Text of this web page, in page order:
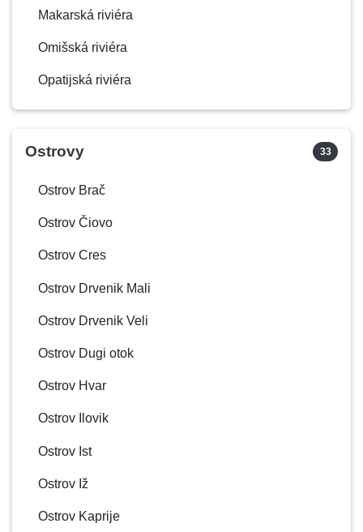
Makarská riviéra
Omišská riviéra
Opatijská riviéra
Ostrovy 33
Ostrov Brač
Ostrov Čiovo
Ostrov Cres
Ostrov Drvenik Mali
Ostrov Drvenik Veli
Ostrov Dugi otok
Ostrov Hvar
Ostrov Ilovik
Ostrov Ist
Ostrov Iž
Ostrov Kaprije